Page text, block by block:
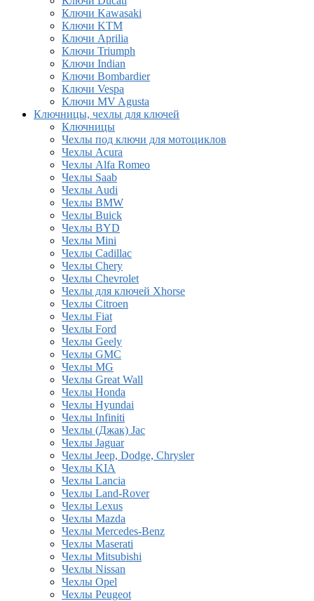
Ключи Kawasaki
Ключи KTM
Ключи Aprilia
Ключи Triumph
Ключи Indian
Ключи Bombardier
Ключи Vespa
Ключи MV Agusta
Ключницы, чехлы для ключей
Ключницы
Чехлы под ключи для мотоциклов
Чехлы Acura
Чехлы Alfa Romeo
Чехлы Saab
Чехлы Audi
Чехлы BMW
Чехлы Buick
Чехлы BYD
Чехлы Mini
Чехлы Cadillac
Чехлы Chery
Чехлы Chevrolet
Чехлы для ключей Xhorse
Чехлы Citroen
Чехлы Fiat
Чехлы Ford
Чехлы Geely
Чехлы GMC
Чехлы MG
Чехлы Great Wall
Чехлы Honda
Чехлы Hyundai
Чехлы Infiniti
Чехлы (Джак) Jac
Чехлы Jaguar
Чехлы Jeep, Dodge, Chrysler
Чехлы KIA
Чехлы Lancia
Чехлы Land-Rover
Чехлы Lexus
Чехлы Mazda
Чехлы Mercedes-Benz
Чехлы Maserati
Чехлы Mitsubishi
Чехлы Nissan
Чехлы Opel
Чехлы Peugeot